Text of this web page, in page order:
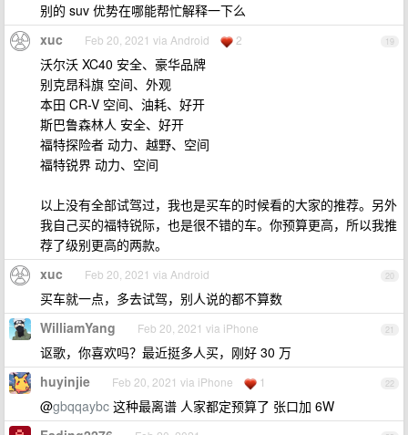
别的 suv 优势在哪能帮忙解释一下么
19
xuc Feb 20, 2021 via Android 2
沃尔沃 XC40 安全、豪华品牌
别克昂科旗 空间、外观
本田 CR-V 空间、油耗、好开
斯巴鲁森林人 安全、好开
福特探险者 动力、越野、空间
福特锐界 动力、空间
以上没有全部试驾过，我也是买车的时候看的大家的推荐。另外
我自己买的福特锐际，也是很不错的车。你预算更高，所以我推
荐了级别更高的两款。
20
xuc Feb 20, 2021 via Android
买车就一点，多去试驾，别人说的都不算数
21
WilliamYang Feb 20, 2021 via iPhone
讴歌，你喜欢吗？最近挺多人买，刚好 30 万
22
huyinjie Feb 20, 2021 via iPhone 1
@gbqqaybc 这种最离谱 人家都定预算了 张口加 6W